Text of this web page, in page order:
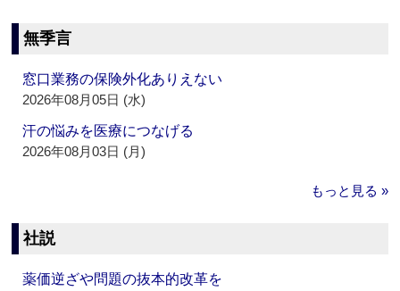
無季言
窓口業務の保険外化ありえない
2026年08月05日 (水)
汗の悩みを医療につなげる
2026年08月03日 (月)
もっと見る »
社説
薬価逆ざや問題の抜本的改革を